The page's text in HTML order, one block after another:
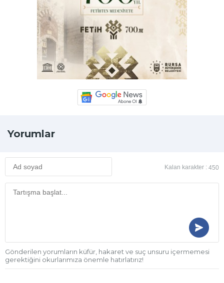
Yorumlar
Kalan karakter : 450
Gönderilen yorumların küfür, hakaret ve suç unsuru içermemesi
gerektiğini okurlarımıza önemle hatırlatırız!